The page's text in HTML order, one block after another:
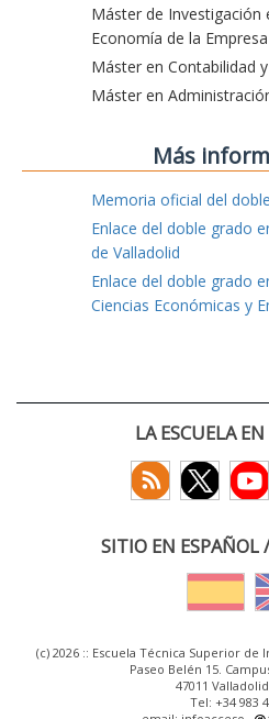
Máster de Investigación
Economía de la Empresa
Máster en Contabilidad
Máster en
Más
Memoria oficial del
Enlace del doble grado
de Valladolid
Enlace del doble grado
Ciencias Económicas y
LA ESCUELA EN
SITIO EN ESPAÑOL
(c) 2026 :: Escuela Técnica Superior
Paseo Belén 15.
47011
Tel: +34 983